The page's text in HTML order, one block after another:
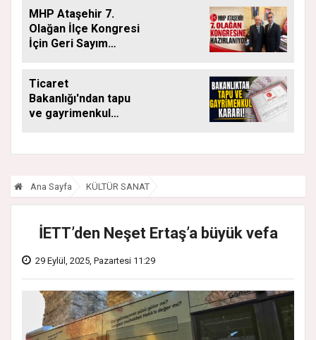
SÜRÜYOR
MHP Ataşehir 7.
Olağan İlçe Kongresi
İçin Geri Sayım
Ticaret
Bakanlığı'ndan tapu
ve gayrimenkul
yapamayacak
Ana Sayfa KÜLTÜR SANAT
İETT’den Neşet Ertaş’a büyük vefa
29 Eylül, 2025, Pazartesi 11:29